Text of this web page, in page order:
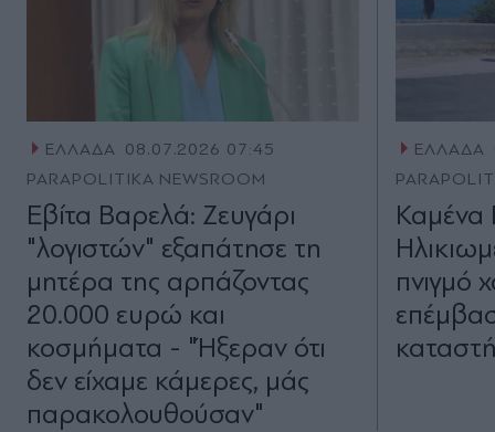
ΕΛΛΑΔΑ 08.07.2026 07:45
PARAPOLITIKA NEWSROOM
Εβίτα Βαρελά: Ζευγάρι
"λογιστών" εξαπάτησε τη
μητέρα της αρπάζοντας
20.000 ευρώ και
κοσμήματα - "Ήξεραν ότι
δεν είχαμε κάμερες, μάς
παρακολουθούσαν"
ΕΛΛΑΔΑ
Καμένα
πνιγμό